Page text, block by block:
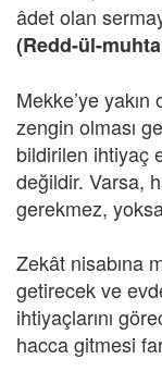
âdet olan
(Redd-ül-
Mekke’ye
zengin olması
bildirilen ihtiyaç
değildir. Varsa,
gerekmez,
Zekât nisabına
getirecek ve
ihtiyaçlarını
hacca gitmesi